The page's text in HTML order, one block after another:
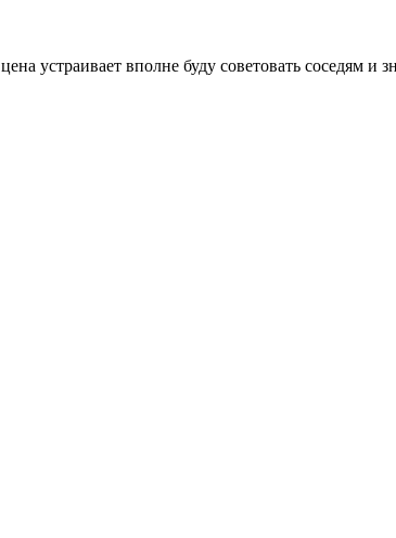
устраивает вполне буду советовать соседям и